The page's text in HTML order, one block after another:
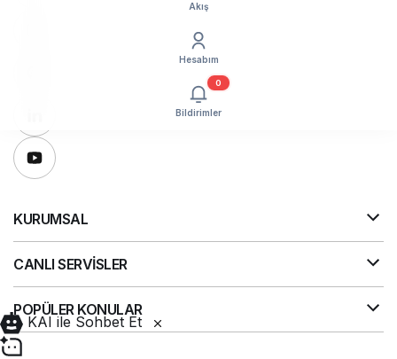
Akış
Hesabım
Bildirimler
0
KURUMSAL
CANLI SERVİSLER
POPÜLER KONULAR
KAI ile Sohbet Et